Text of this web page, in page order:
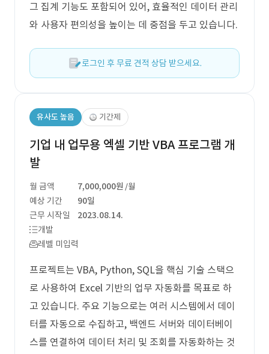
그 집계 기능도 포함되어 있어, 효율적인 데이터 관리
와 사용자 편의성을 높이는 데 중점을 두고 있습니다.
로그인 후 무료 견적 상담 받으세요.
유사도 높음 기간제
기업 내 업무용 엑셀 기반 VBA 프로그램 개
발
월 금액 7,000,000원 /월
예상 기간
90일
근무 시작일
2023.08.14.
개발
레벨 미입력
프로젝트는 VBA, Python, SQL을 핵심 기술 스택으
로 사용하여 Excel 기반의 업무 자동화를 목표로 하
고 있습니다. 주요 기능으로는 여러 시스템에서 데이
터를 자동으로 수집하고, 백엔드 서버와 데이터베이
스를 연결하여 데이터 처리 및 조회를 자동화하는 것